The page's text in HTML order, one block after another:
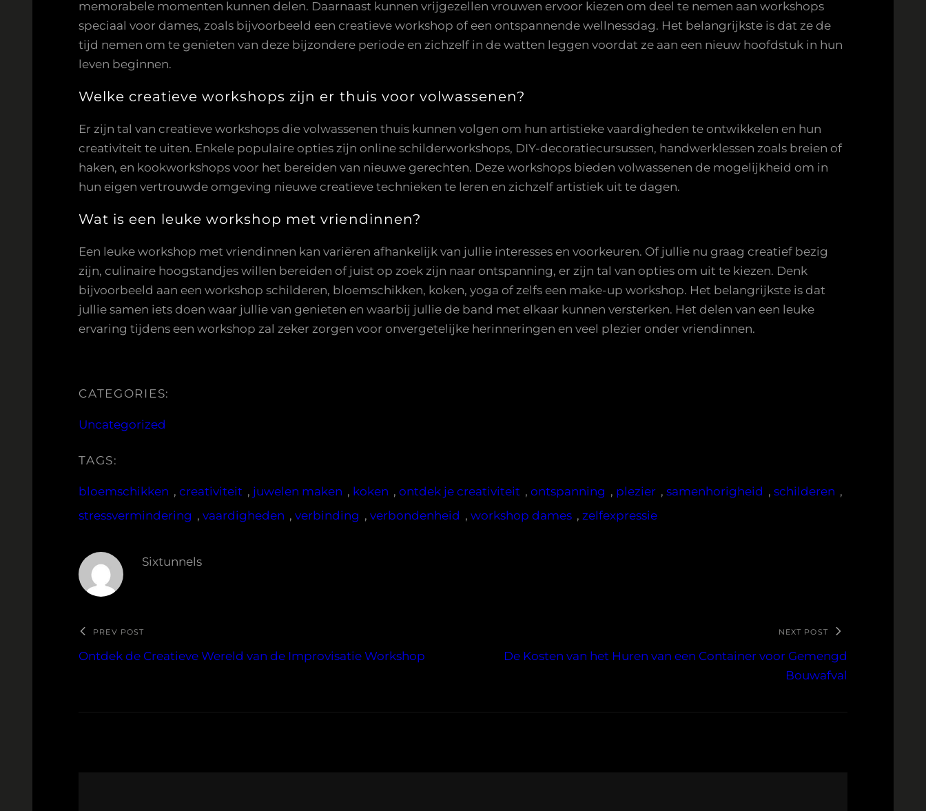
memorabele momenten kunnen delen. Daarnaast kunnen vrijgezellen vrouwen ervoor kiezen om deel te nemen aan workshops
speciaal voor dames, zoals bijvoorbeeld een creatieve workshop of een ontspannende wellnessdag. Het belangrijkste is dat ze de
tijd nemen om te genieten van deze bijzondere periode en zichzelf in de watten leggen voordat ze aan een nieuw hoofdstuk in hun
leven beginnen.
Welke creatieve workshops zijn er thuis voor volwassenen?
Er zijn tal van creatieve workshops die volwassenen thuis kunnen volgen om hun artistieke vaardigheden te ontwikkelen en hun
creativiteit te uiten. Enkele populaire opties zijn online schilderworkshops, DIY-decoratiecursussen, handwerklessen zoals breien of
haken, en kookworkshops voor het bereiden van nieuwe gerechten. Deze workshops bieden volwassenen de mogelijkheid om in
hun eigen vertrouwde omgeving nieuwe creatieve technieken te leren en zichzelf artistiek uit te dagen.
Wat is een leuke workshop met vriendinnen?
Een leuke workshop met vriendinnen kan variëren afhankelijk van jullie interesses en voorkeuren. Of jullie nu graag creatief bezig
zijn, culinaire hoogstandjes willen bereiden of juist op zoek zijn naar ontspanning, er zijn tal van opties om uit te kiezen. Denk
bijvoorbeeld aan een workshop schilderen, bloemschikken, koken, yoga of zelfs een make-up workshop. Het belangrijkste is dat
jullie samen iets doen waar jullie van genieten en waarbij jullie de band met elkaar kunnen versterken. Het delen van een leuke
ervaring tijdens een workshop zal zeker zorgen voor onvergetelijke herinneringen en veel plezier onder vriendinnen.
CATEGORIES:
Uncategorized
TAGS:
bloemschikken , creativiteit , juwelen maken , koken , ontdek je creativiteit , ontspanning , plezier , samenhorigheid , schilderen ,
stressvermindering , vaardigheden , verbinding , verbondenheid , workshop dames , zelfexpressie
Sixtunnels
PREV POST
Ontdek de Creatieve Wereld van de Improvisatie Workshop
NEXT POST
De Kosten van het Huren van een Container voor Gemengd
Bouwafval